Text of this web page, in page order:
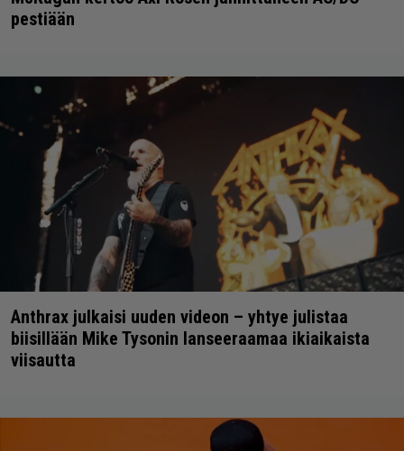
pestiään
Anthrax julkaisi uuden videon – yhtye julistaa
biisillään Mike Tysonin lanseeraamaa ikiaikaista
viisautta